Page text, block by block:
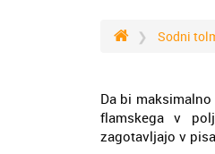
Sodni
Da bi
flamskega v
zagotavljajo v